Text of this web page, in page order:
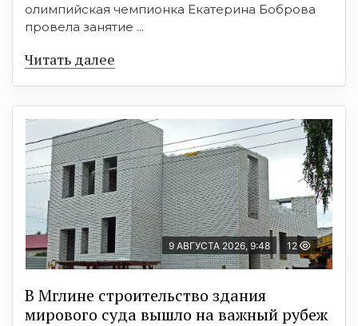
олимпийская чемпионка Екатерина Боброва
провела занятие ...
Читать далее
9 АВГУСТА 2026, 9:48 12
В Мглине строительство здания
мирового суда вышло на важный рубеж